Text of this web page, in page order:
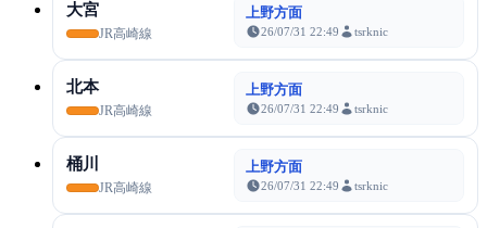
大宮
JR高崎線
上野方面
26/07/31 22:49 tsrknic
北本
JR高崎線
上野方面
26/07/31 22:49 tsrknic
桶川
JR高崎線
上野方面
26/07/31 22:49 tsrknic